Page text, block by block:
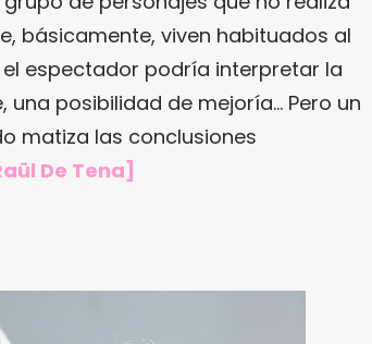
básicamente, viven habituados al
espectador podría interpretar la
posibilidad de mejoría… Pero un
matiza las conclusiones
De Tena]